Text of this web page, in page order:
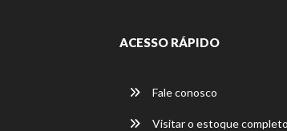
ACESSO RÁPIDO
Fale conosco
Visitar o estoque completo